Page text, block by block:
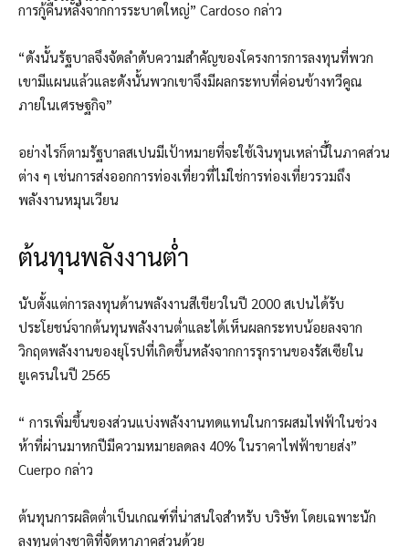
การกู้คืนหลังจากการระบาดใหญ่” Cardoso กล่าว
“ดังนั้นรัฐบาลจึงจัดลำดับความสำคัญของโครงการการลงทุนที่พวก
เขามีแผนแล้วและดังนั้นพวกเขาจึงมีผลกระทบที่ค่อนข้างทวีคูณ
ภายในเศรษฐกิจ”
อย่างไรก็ตามรัฐบาลสเปนมีเป้าหมายที่จะใช้เงินทุนเหล่านี้ในภาคส่วน
ต่าง ๆ เช่นการส่งออกการท่องเที่ยวที่ไม่ใช่การท่องเที่ยวรวมถึง
พลังงานหมุนเวียน
ต้นทุนพลังงานต่ำ
นับตั้งแต่การลงทุนด้านพลังงานสีเขียวในปี 2000 สเปนได้รับ
ประโยชน์จากต้นทุนพลังงานต่ำและได้เห็นผลกระทบน้อยลงจาก
วิกฤตพลังงานของยุโรปที่เกิดขึ้นหลังจากการรุกรานของรัสเซียใน
ยูเครนในปี 2565
“ การเพิ่มขึ้นของส่วนแบ่งพลังงานทดแทนในการผสมไฟฟ้าในช่วง
ห้าที่ผ่านมาหกปีมีความหมายลดลง 40% ในราคาไฟฟ้าขายส่ง”
Cuerpo กล่าว
ต้นทุนการผลิตต่ำเป็นเกณฑ์ที่น่าสนใจสำหรับ บริษัท โดยเฉพาะนัก
ลงทุนต่างชาติที่จัดหาภาคส่วนด้วย